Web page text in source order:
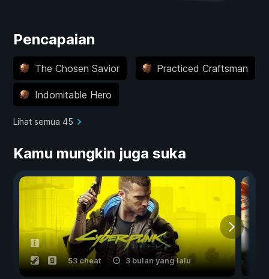
Pencapaian
The Chosen Savior Practiced Craftsman
Indomitable Hero
Lihat semua 45
Kamu mungkin juga suka
53 cheat 3 bulan yang lalu